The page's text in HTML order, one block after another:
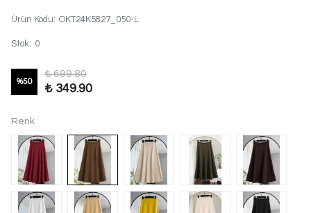
Ürün Kodu: OKT24K5827_050-L
Stok: 0
%50
₺ 699.80
₺ 349.90
Renk